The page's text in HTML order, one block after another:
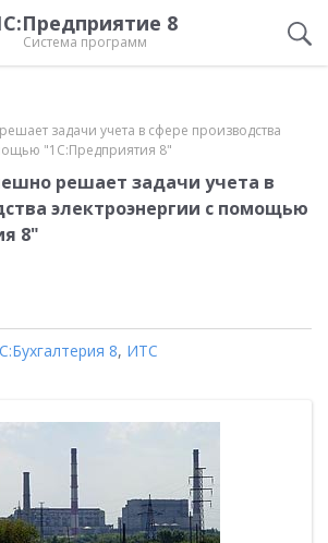
8
Система программ
задачи учета в сфере производства
"1С:Предприятия 8"
решает задачи учета в
электроэнергии с помощью
8"
8, ИТС